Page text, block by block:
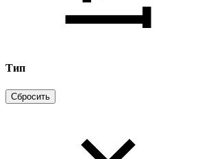
Тип
Сбросить